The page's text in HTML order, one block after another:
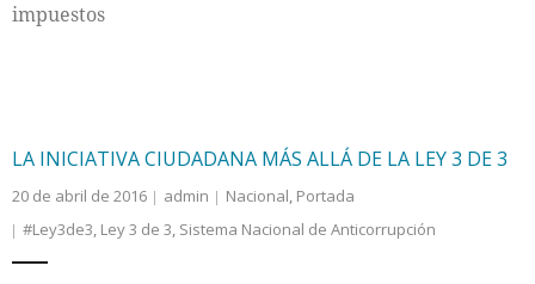
impuestos
LA INICIATIVA CIUDADANA MÁS ALLÁ DE LA LEY 3 DE 3
20 de abril de 2016 admin Nacional, Portada
#Ley3de3, Ley 3 de 3, Sistema Nacional de Anticorrupción